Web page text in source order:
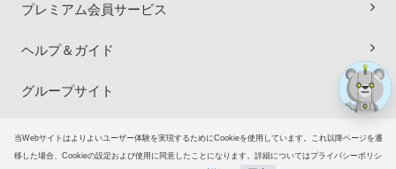
当Webサイトはよりよいユーザー体験を実現するためにCookieを使用しています。これ以降ページを遷
移した場合、Cookieの設定および使用に同意したことになります。詳細についてはプライバシーポリシ
プレミアム会員サービス
ヘルプ＆ガイド
グループサイト
ご意見・ご要望